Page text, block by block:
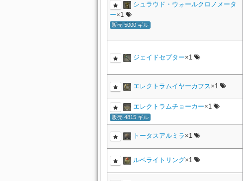
シュラウド・ウォールクロノメータ
ー×1
販売 5000 ギル
ジェイドセプター×1
エレクトラムイヤーカフス×1
エレクトラムチョーカー×1
販売 4815 ギル
トータスアルミラ ×1
ルベライトリング×1